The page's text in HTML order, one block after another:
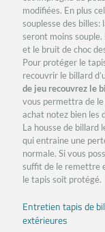
modifiées. En plus
souplesse des billes:
seront moins
et le bruit de choc
Pour protéger le
recouvrir le billard
de jeu recouvrez le
vous permettra de
achat notez bien les
La housse de billard
qui entraine une
normale. Si vous
suffit de le remettre
le tapis soit protégé.
Entretien tapis de
extérieures